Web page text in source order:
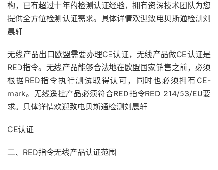
构，已有超过十年的检测认证经验，拥有资深技术团队为您
提供全方位检测认证需求。具体详情欢迎致电贝斯通检测刘
晨轩
无线产品出口欧盟需要办理CE认证，无线产品做CE认证是
RED指令。无线产品能够合法地在欧盟国家销售之前，必须
根据RED指令执行测试取得认可，同时也必须拥有CE-
mark。无线遥控产品必须符合RED指令RED 214/53/EU要
求。具体详情欢迎致电贝斯通检测刘晨轩
CE认证
二、RED指令无线产品认证范围